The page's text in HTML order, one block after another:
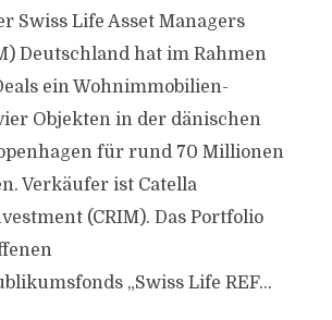
Swiss Life Asset Managers
Deutschland hat im Rahmen
ein Wohnimmobilien-
Objekten in der dänischen
für rund 70 Millionen
Verkäufer ist Catella
(CRIM). Das Portfolio
„Swiss Life REF...